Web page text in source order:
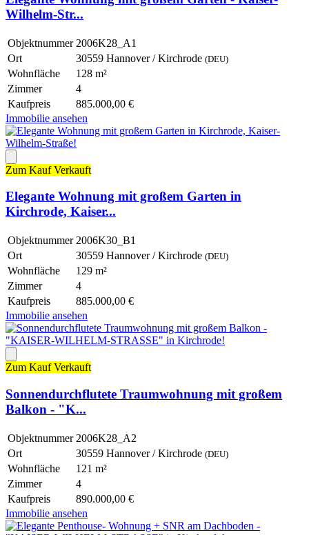
Wilhelm-Str...
Objektnummer 2006K28_A1
Ort
30559 Hannover / Kirchrode (DEU)
Wohnfläche
128 m²
Zimmer
4
Kaufpreis
885.000,00 €
Immobilie ansehen
Zum KaufVerkauft
Elegante Wohnung mit großem Garten in
Kirchrode, Kaiser...
Objektnummer 2006K30_B1
Ort
30559 Hannover / Kirchrode (DEU)
Wohnfläche
129 m²
Zimmer
4
Kaufpreis
885.000,00 €
Immobilie ansehen
Zum KaufVerkauft
Sonnendurchflutete Traumwohnung mit großem
Balkon - "K...
Objektnummer 2006K28_A2
Ort
30559 Hannover / Kirchrode (DEU)
Wohnfläche
121 m²
Zimmer
4
Kaufpreis
890.000,00 €
Immobilie ansehen